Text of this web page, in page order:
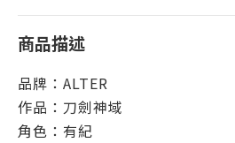
商品描述
品牌：ALTER
作品：刀劍神域
角色：有紀